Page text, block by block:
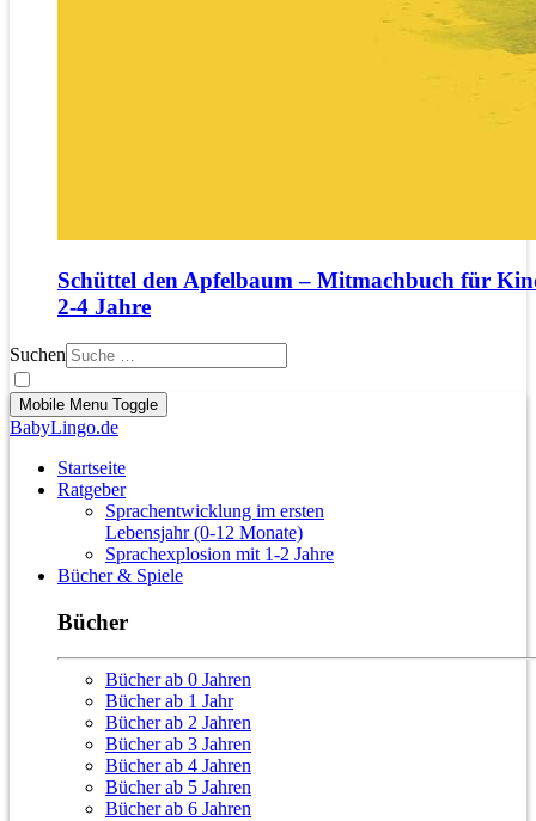
Schüttel den Apfelbaum – Mitmachbuch für
2‑4 Jahre
Suchen
Mobile Menu Toggle
BabyLingo.de
Startseite
Ratgeber
Sprachentwicklung im ersten
Lebensjahr (0-12 Monate)
Sprachexplosion mit 1-2 Jahre
Bücher & Spiele
Bücher
Bücher ab 0 Jahren
Bücher ab 1 Jahr
Bücher ab 2 Jahren
Bücher ab 3 Jahren
Bücher ab 4 Jahren
Bücher ab 5 Jahren
Bücher ab 6 Jahren